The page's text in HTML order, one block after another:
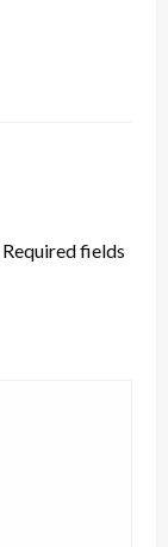
Required fields